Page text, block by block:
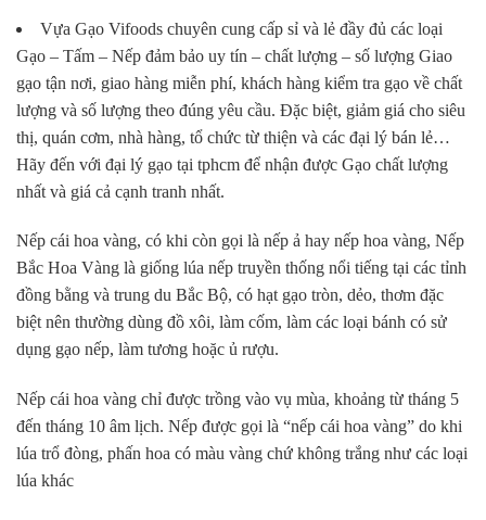
Vựa Gạo Vifoods chuyên cung cấp sỉ và lẻ đầy đủ các loại
Gạo – Tấm – Nếp đảm bảo uy tín – chất lượng – số lượng Giao
gạo tận nơi, giao hàng miễn phí, khách hàng kiểm tra gạo về chất
lượng và số lượng theo đúng yêu cầu. Đặc biệt, giảm giá cho siêu
thị, quán cơm, nhà hàng, tổ chức từ thiện và các đại lý bán lẻ…
Hãy đến với đại lý gạo tại tphcm để nhận được Gạo chất lượng
nhất và giá cả cạnh tranh nhất.
Nếp cái hoa vàng, có khi còn gọi là nếp ả hay nếp hoa vàng, Nếp
Bắc Hoa Vàng là giống lúa nếp truyền thống nổi tiếng tại các tỉnh
đồng bằng và trung du Bắc Bộ, có hạt gạo tròn, dẻo, thơm đặc
biệt nên thường dùng đồ xôi, làm cốm, làm các loại bánh có sử
dụng gạo nếp, làm tương hoặc ủ rượu.
Nếp cái hoa vàng chỉ được trồng vào vụ mùa, khoảng từ tháng 5
đến tháng 10 âm lịch. Nếp được gọi là “nếp cái hoa vàng” do khi
lúa trổ đòng, phấn hoa có màu vàng chứ không trắng như các loại
lúa khác